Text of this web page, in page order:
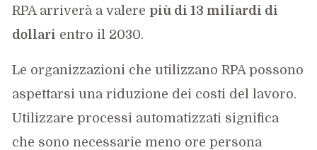
RPA arriverà a valere più di 13 miliardi di
dollari entro il 2030.
Le organizzazioni che utilizzano RPA possono
aspettarsi una riduzione dei costi del lavoro.
Utilizzare processi automatizzati significa
che sono necessarie meno ore persona